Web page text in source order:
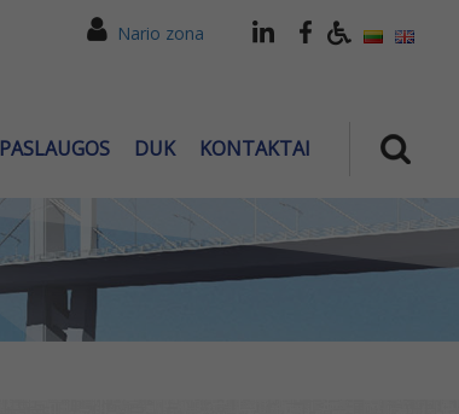
Nario zona
PASLAUGOS DUK KONTAKTAI